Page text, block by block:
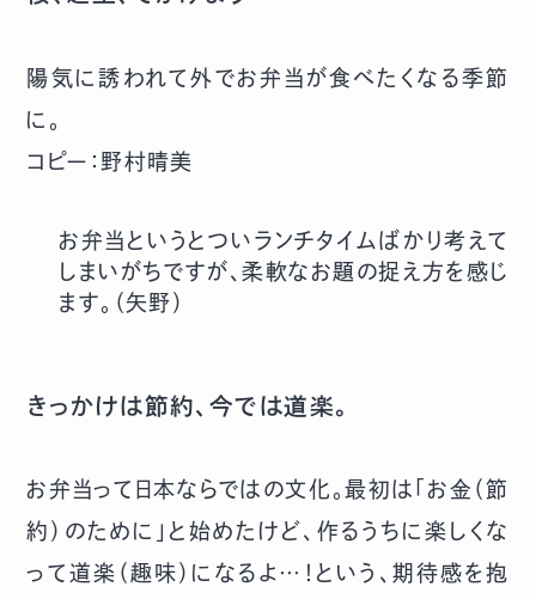
陽気に誘われて外でお弁当が食べたくなる季節
に。
コピー：野村晴美
お弁当というとついランチタイムばかり考えて
しまいがちですが、柔軟なお題の捉え方を感じ
ます。（矢野）
きっかけは節約、今では道楽。
お弁当って日本ならではの文化。最初は「お金（節
約）のために」と始めたけど、作るうちに楽しくな
って道楽（趣味）になるよ…！という、期待感を抱